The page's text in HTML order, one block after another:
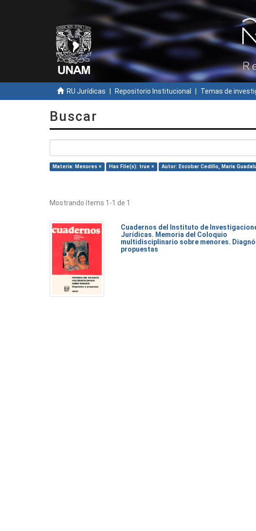
RU Jurídicas Repositorio Institucional Temas de
Buscar
Materia: Menores × Has File(s): true × Autor: Escobar Cedillo, María
Mostrando ítems 1-1 de 1
Cuadernos del Instituto de
Jurídicas. Memoria del Coloquio
multidisciplinario sobre menores.
propuestas